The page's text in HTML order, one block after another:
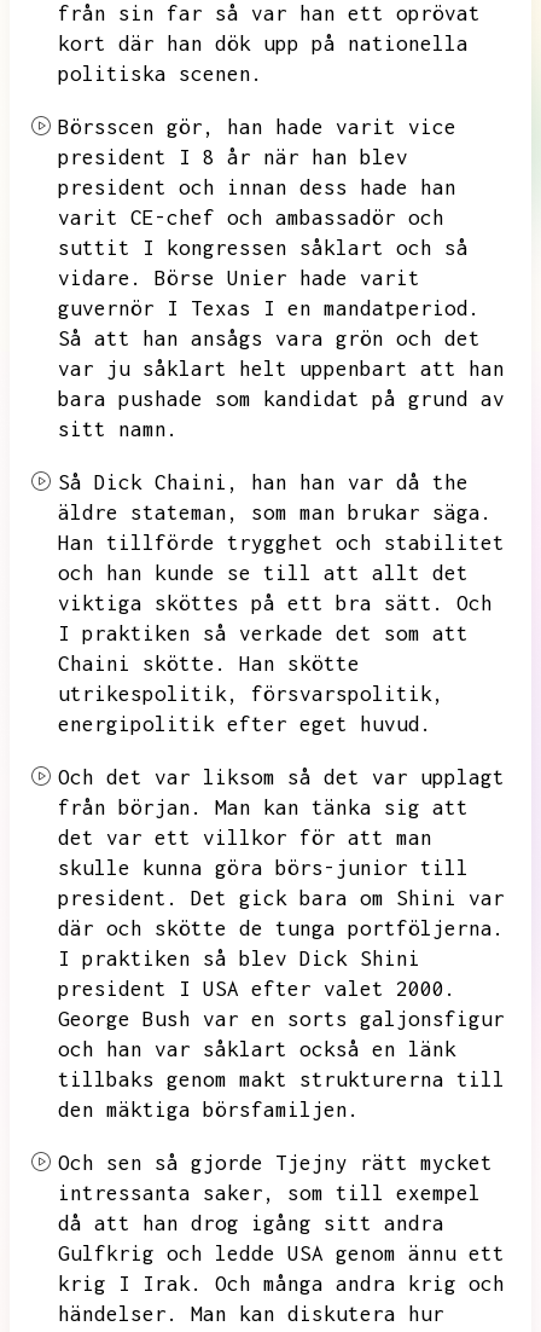
från sin far så var han ett oprövat
kort där han dök upp på nationella
politiska scenen.
Börsscen gör, han hade varit
vice
president
I 8 år när han blev
president och innan dess hade han
varit CE-chef och ambassadör och
suttit I kongressen såklart och så
vidare. Börse Unier hade varit
guvernör I Texas I en mandatperiod.
Så att han ansågs vara grön och det
var ju såklart helt uppenbart att han
bara pushade som kandidat på grund av
sitt namn.
Så Dick Chaini, han han var då the
äldre stateman,
som man brukar säga.
Han tillförde trygghet och stabilitet
och
han kunde se till att allt det
viktiga sköttes på ett bra sätt.
Och
I praktiken så verkade det som att
Chaini skötte. Han skötte
utrikespolitik,
försvarspolitik,
energipolitik efter eget huvud.
Och det var liksom så det var upplagt
från början.
Man kan tänka sig att
det var ett villkor för att man
skulle kunna göra börs-junior till
president. Det gick bara om Shini var
där och skötte de tunga portföljerna.
I praktiken så blev Dick Shini
president I USA efter valet
2000.
George Bush var en sorts galjonsfigur
och han var såklart också en länk
tillbaks genom makt strukturerna till
den mäktiga börsfamiljen.
Och sen så gjorde Tjejny rätt mycket
intressanta saker, som till exempel
då att han drog igång sitt andra
Gulfkrig och ledde USA genom ännu ett
krig I Irak.
Och många andra krig och
händelser.
Man kan diskutera hur